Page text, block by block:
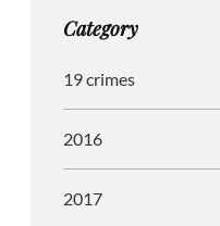
r
m
o
Category
19 crimes
2016
2017